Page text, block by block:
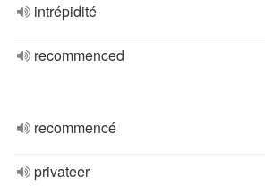
intrépidité
recommenced
recommencé
privateer